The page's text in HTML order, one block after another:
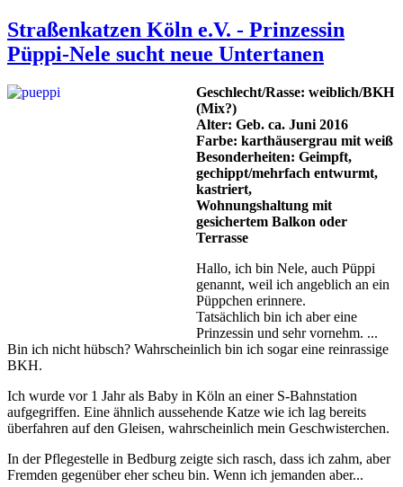
Straßenkatzen Köln e.V. - Prinzessin
Püppi-Nele sucht neue Untertanen
Geschlecht/Rasse: weiblich/BKH
(Mix?)
Alter: Geb. ca. Juni 2016
Farbe: karthäusergrau mit weiß
Besonderheiten: Geimpft,
gechippt/mehrfach entwurmt,
kastriert,
Wohnungshaltung mit
gesichertem Balkon oder
Terrasse
Hallo, ich bin Nele, auch Püppi
genannt, weil ich angeblich an ein
Püppchen erinnere.
Tatsächlich bin ich aber eine
Prinzessin und sehr vornehm. ...
Bin ich nicht hübsch? Wahrscheinlich bin ich sogar eine reinrassige
BKH.
Ich wurde vor 1 Jahr als Baby in Köln an einer S-Bahnstation
aufgegriffen. Eine ähnlich aussehende Katze wie ich lag bereits
überfahren auf den Gleisen, wahrscheinlich mein Geschwisterchen.
In der Pflegestelle in Bedburg zeigte sich rasch, dass ich zahm, aber
Fremden gegenüber eher scheu bin. Wenn ich jemanden aber...